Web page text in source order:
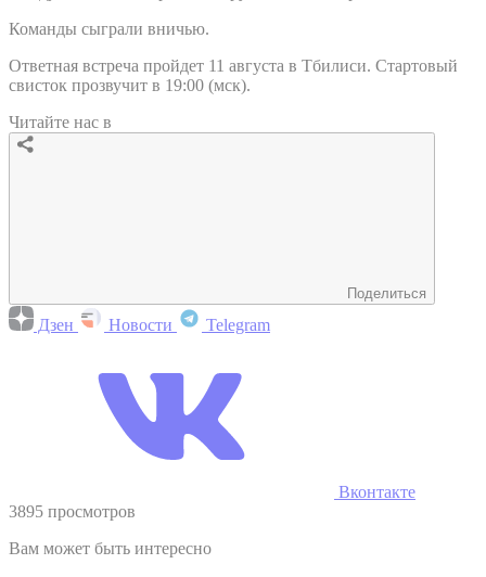
Команды сыграли вничью.
Ответная встреча пройдет 11 августа в Тбилиси. Стартовый
свисток прозвучит в 19:00 (мск).
Читайте нас в
Поделиться
Дзен Новости Telegram
Вконтакте
3895 просмотров
Вам может быть интересно